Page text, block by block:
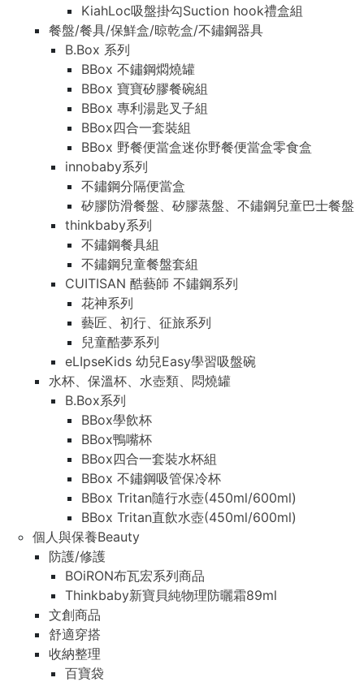
KiahLoc吸盤掛勾Suction hook禮盒組
餐盤/餐具/保鮮盒/晾乾盒/不鏽鋼器具
B.Box 系列
BBox 不鏽鋼燜燒罐
BBox 寶寶矽膠餐碗組
BBox 專利湯匙叉子組
BBox四合一套裝組
BBox 野餐便當盒迷你野餐便當盒零食盒
innobaby系列
不鏽鋼分隔便當盒
矽膠防滑餐盤、矽膠蒸盤、不鏽鋼兒童巴士餐盤
thinkbaby系列
不鏽鋼餐具組
不鏽鋼兒童餐盤套組
CUITISAN 酷藝師 不鏽鋼系列
花神系列
藝匠、初行、征旅系列
兒童酷夢系列
eLIpseKids 幼兒Easy學習吸盤碗
水杯、保溫杯、水壺類、悶燒罐
B.Box系列
BBox學飲杯
BBox鴨嘴杯
BBox四合一套裝水杯組
BBox 不鏽鋼吸管保冷杯
BBox Tritan隨行水壺(450ml/600ml)
BBox Tritan直飲水壺(450ml/600ml)
個人與保養Beauty
防護/修護
BOiRON布瓦宏系列商品
Thinkbaby新寶貝純物理防曬霜89ml
文創商品
舒適穿搭
收納整理
百寶袋